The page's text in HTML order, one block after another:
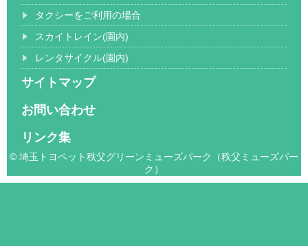
タクシーをご利用の場合
スカイトレイン(園内)
レンタサイクル(園内)
サイトマップ
お問い合わせ
リンク集
© 埼玉トヨペット秩父グリーンミューズパーク（秩父ミューズパー
ク）